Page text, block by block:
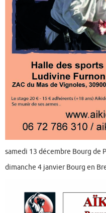
samedi 13 décembre Bourg de
dimanche 4 janvier Bourg en